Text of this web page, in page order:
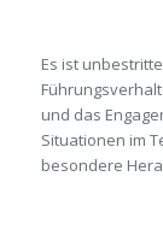
Es ist
und das
Situationen im
besondere